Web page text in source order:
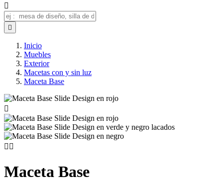


Inicio
Muebles
Exterior
Macetas con y sin luz
Maceta Base

 
Maceta Base